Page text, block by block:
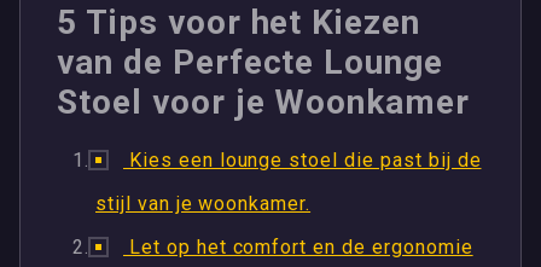
5 Tips voor het Kiezen
van de Perfecte Lounge
Stoel voor je Woonkamer
Kies een lounge stoel die past bij de
stijl van je woonkamer.
Let op het comfort en de ergonomie